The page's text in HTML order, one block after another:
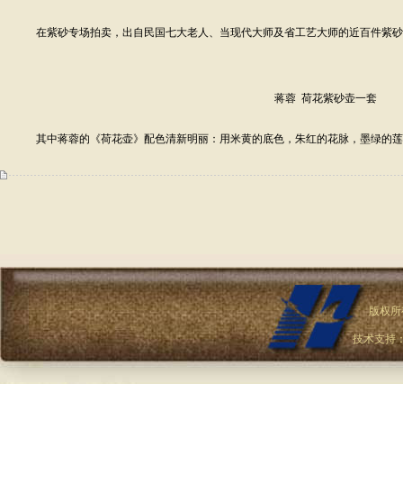
在紫砂专场拍卖，出自民国七大老人、当现代大师及省工艺大师的近百件紫砂
蒋蓉 荷花紫砂壶一套
其中蒋蓉的《荷花壶》配色清新明丽：用米黄的底色，朱红的花脉，墨绿的莲
版权
技术支持